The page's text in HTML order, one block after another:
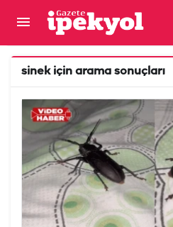
sinekiçin arama sonuçları